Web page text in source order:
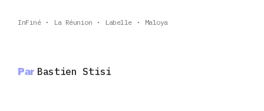
InFiné La Réunion Labelle Maloya
Par Bastien Stisi